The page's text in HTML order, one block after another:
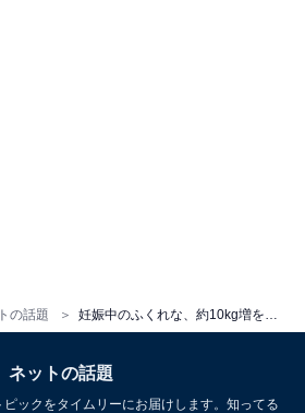
の話題
ネットの話題
ックをタイムリーにお届けします。知ってる